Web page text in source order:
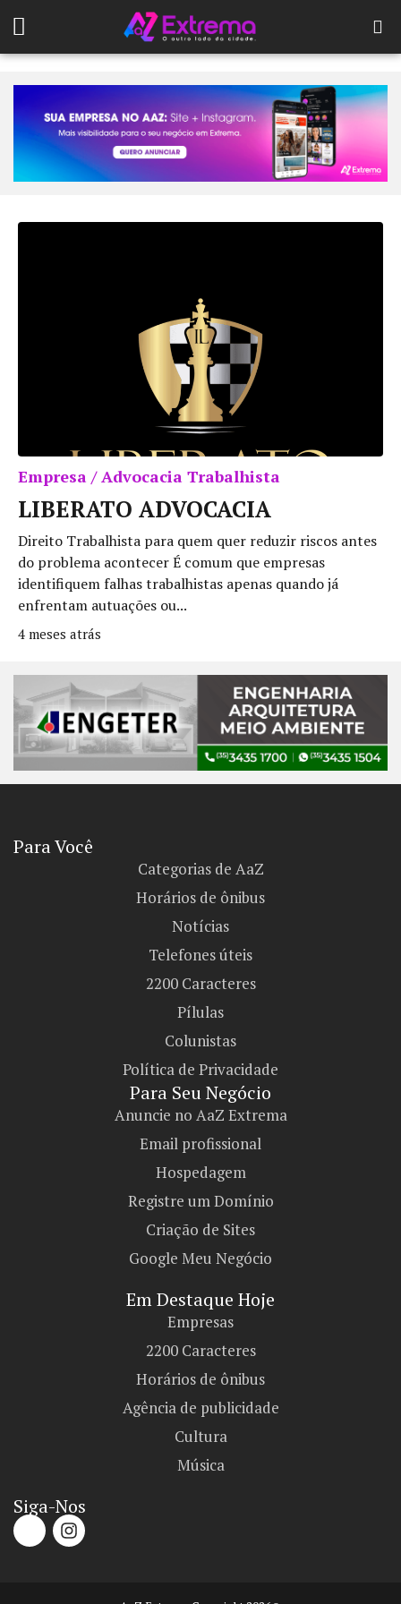
Empresa / Advocacia Trabalhista
LIBERATO ADVOCACIA
Direito Trabalhista para quem quer reduzir riscos antes
do problema acontecer É comum que empresas
identifiquem falhas trabalhistas apenas quando já
enfrentam autuações ou...
4 meses atrás
Para Você
Categorias de AaZ
Horários de ônibus
Notícias
Telefones úteis
2200 Caracteres
Pílulas
Colunistas
Política de Privacidade
Para Seu Negócio​
Anuncie no AaZ Extrema
Email profissional
Hospedagem
Registre um Domínio
Criação de Sites
Google Meu Negócio
Em Destaque Hoje
Empresas
2200 Caracteres
Horários de ônibus
Agência de publicidade
Cultura
Música
Siga-Nos